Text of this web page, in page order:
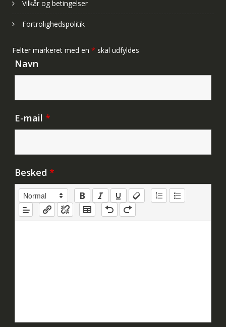
Vilkår og betingelser
Fortrolighedspolitik
Felter markeret med en * skal udfyldes
Navn
E-mail *
Besked *